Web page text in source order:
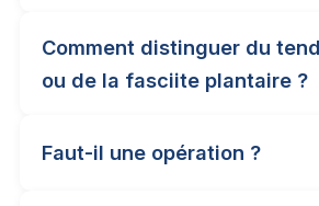
Comment distinguer du
ou de la fasciite plantaire ?
Faut-il une opération ?